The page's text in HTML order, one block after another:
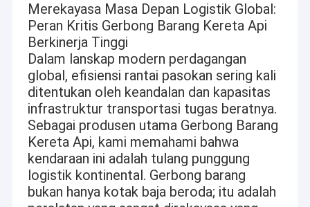
Merekayasa Masa Depan Logistik Global:
Peran Kritis Gerbong Barang Kereta Api
Berkinerja Tinggi
Dalam lanskap modern perdagangan
global, efisiensi rantai pasokan sering kali
ditentukan oleh keandalan dan kapasitas
infrastruktur transportasi tugas beratnya.
Sebagai produsen utama Gerbong Barang
Kereta Api, kami memahami bahwa
kendaraan ini adalah tulang punggung
logistik kontinental. Gerbong barang
bukan hanya kotak baja beroda; itu adalah